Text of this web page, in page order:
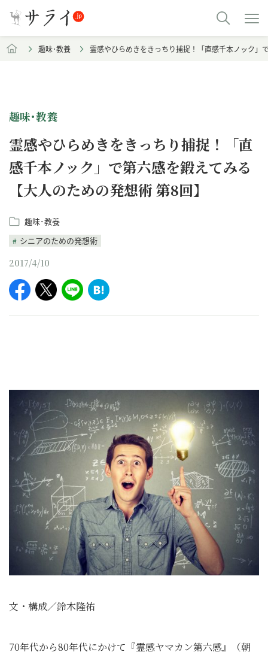
趣味･教養 霊感やひらめきをきっちり捕捉！「直感千本ノック」
趣味･教養
霊感やひらめきをきっちり捕捉！「直
感千本ノック」で第六感を鍛えてみる
【大人のための発想術 第8回】
趣味･教養
シニアのための発想術
2017/4/10
文・構成／鈴木隆祐
70年代から80年代にかけて『霊感ヤマカン第六感』（朝